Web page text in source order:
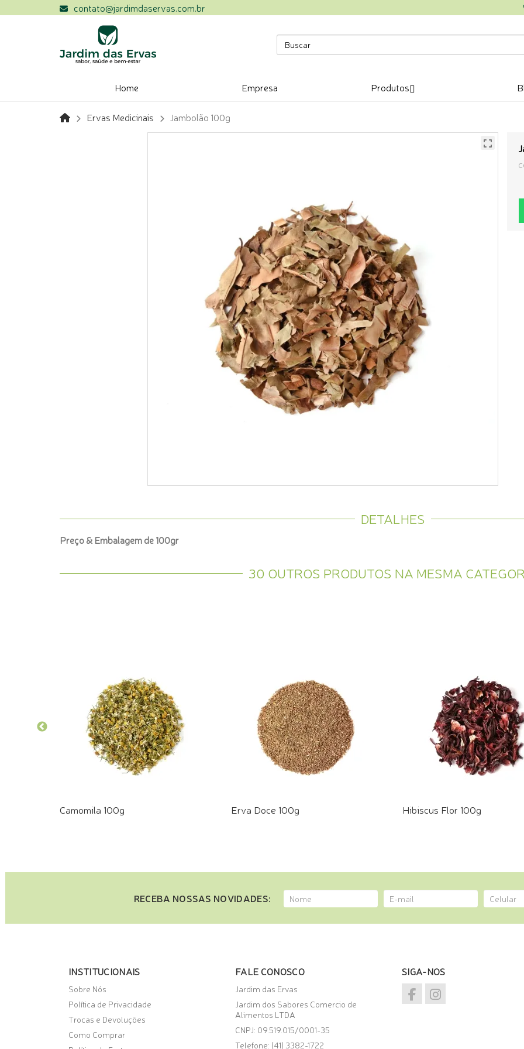
contato@jardimdaservas.com.br
Home Empresa Produtos
Ervas Medicinais Jambolão 100g
DETALHES
Preço & Embalagem de 100gr
30 OUTROS PRODUTOS NA MESMA
Camomila 100g Erva Doce 100g Hibiscus Flor 100g
RECEBA NOSSAS NOVIDADES:
INSTITUCIONAIS
Sobre Nós
Política de Privacidade
Trocas e Devoluções
Como Comprar
FALE CONOSCO
Jardim das Ervas
Jardim dos Sabores Comercio de
Alimentos LTDA
CNPJ: 09.519.015/0001-35
Telefone: (41) 3382-1722
SIGA-NOS